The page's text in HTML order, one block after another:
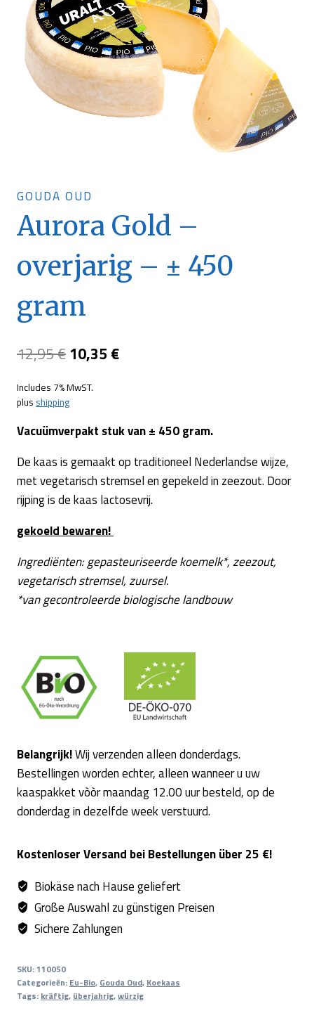
GOUDA OUD
Aurora Gold –
overjarig – ± 450
gram
12,95€Oorspronkelijke
was:
12,95 €.
10,35 €Huidige
10,35 €.
Includes 7% MwST.
plus shipping
Vacuümverpakt stuk van ± 450 gram.
De kaas is gemaakt op traditioneel Nederlandse wijze,
met vegetarisch stremsel en gepekeld in zeezout. Door
rijping is de kaas lactosevrij.
gekoeld bewaren!
Ingrediënten: gepasteuriseerde koemelk*, zeezout,
vegetarisch stremsel, zuursel.
*van gecontroleerde biologische landbouw
Belangrijk!Wij verzenden alleen donderdags.
Bestellingen worden echter, alleen wanneer u uw
kaaspakket vòòr maandag 12.00 uur besteld, op de
donderdag in dezelfde week verstuurd.
Kostenloser Versand bei Bestellungen über 25 €!
Biokäse nach Hause geliefert
Große Auswahl zu günstigen Preisen
Sichere Zahlungen
SKU: 110050
Categorieën: Eu-Bio, Gouda Oud, Koekaas
Tags: kräftig, überjahrig,würzig